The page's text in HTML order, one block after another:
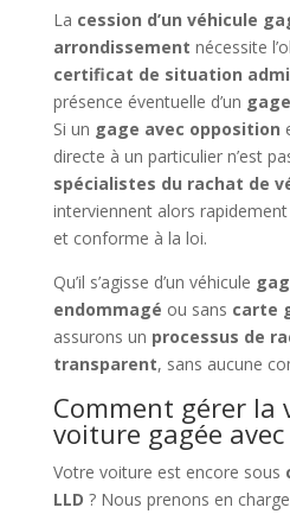
La cession d’un véhicule
arrondissement nécessite
certificat de situation
présence éventuelle d’un
Si un gage avec opposition
directe à un particulier n’est
spécialistes du rachat de
interviennent alors
et conforme à la loi.
Qu’il s’agisse d’un véhicule
endommagé ou sans carte
assurons un processus de
transparent, sans aucune
Comment gérer la
voiture gagée
Votre voiture est encore sous
LLD ? Nous prenons en